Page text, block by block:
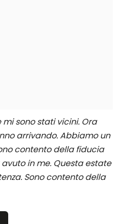
sono stati vicini. Ora
arrivando. Abbiamo un
contento della fiducia
in me. Questa estate
Sono contento della